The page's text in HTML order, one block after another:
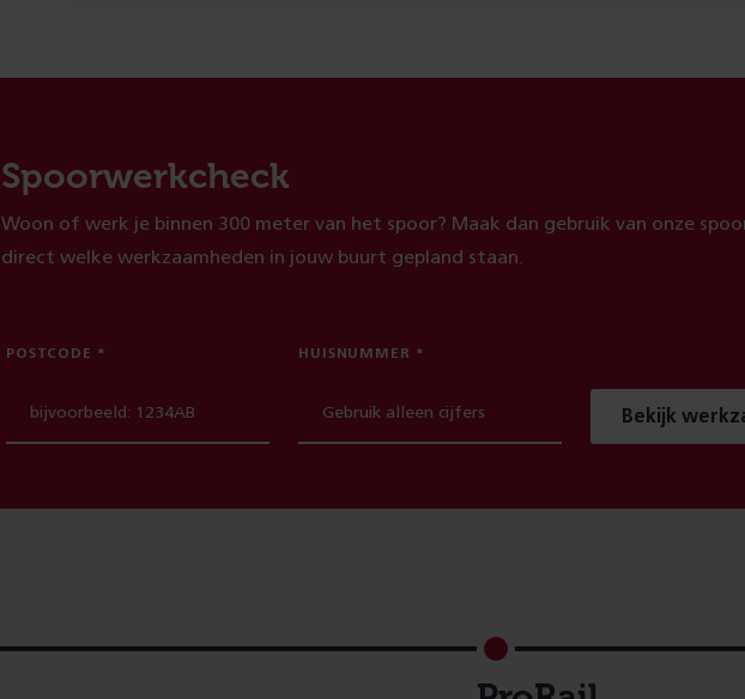
Spoorwerkcheck
Woon of werk je binnen 300 meter van het spoor? Maak dan gebruik van onze
direct welke werkzaamheden in jouw buurt gepland staan.
POSTCODE HUISNUMMER
Bekijk